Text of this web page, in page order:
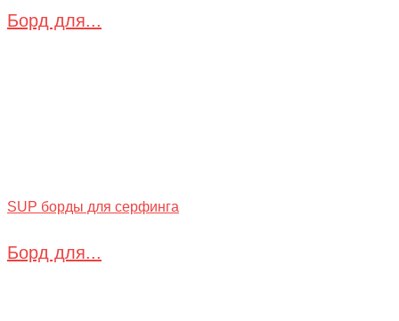
Борд для...
SUP борды для серфинга
Борд для...